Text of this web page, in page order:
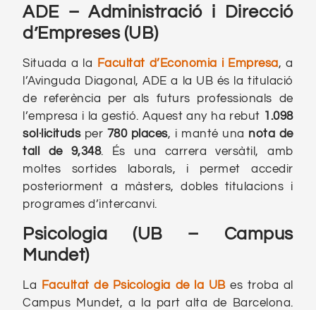
ADE – Administració i Direcció
d’Empreses (UB)
Situada a la Facultat d’Economia i Empresa, a
l’Avinguda Diagonal, ADE a la UB és la titulació
de referència per als futurs professionals de
l’empresa i la gestió. Aquest any ha rebut 1.098
sol·licitudsper 780 places, i manté una nota de
tall de 9,348. És una carrera versàtil, amb
moltes sortides laborals, i permet accedir
posteriorment a màsters, dobles titulacions i
programes d’intercanvi.
Psicologia (UB – Campus
Mundet)
La Facultat de Psicologia de la UBes troba al
Campus Mundet, a la part alta de Barcelona.